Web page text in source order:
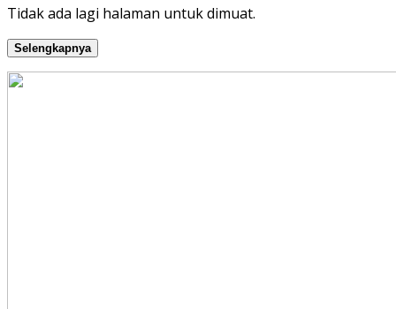
Tidak ada lagi halaman untuk dimuat.
Selengkapnya